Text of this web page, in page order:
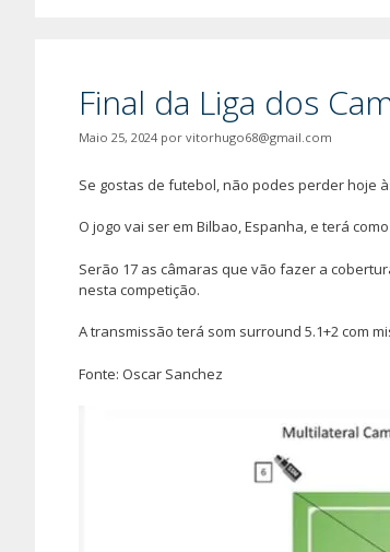
Final da Liga dos
Maio 25, 2024 por vitorhugo68@gmail.com
Se gostas de futebol, não podes perder hoje
O jogo vai ser em Bilbao, Espanha, e terá
Serão 17 as câmaras que vão fazer a
nesta competição.
Atransmissão terá som surround 5.1+2 com
Fonte: Oscar Sanchez